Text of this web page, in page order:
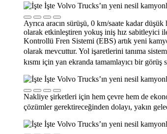
Ayrıca aracın sürüşü, 0 km/saate kadar
olarak etkinleştiren yokuş iniş hız sabitleyici
Kontrollü Fren Sistemi (EBS) artık yeni
olarak mevcuttur. Yol işaretlerini tanıma
kısmı için yan ekranda tamamlayıcı bir
Nakliye şirketleri için hem çevre hem de
çözümler gerektireceğinden dolayı, yakın